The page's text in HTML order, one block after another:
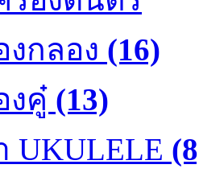
งกลอง (16)
งคู๋ (13)
UKULELE